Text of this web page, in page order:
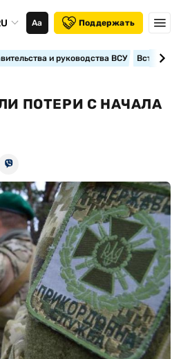
Аа Поддержать
и руководства ВСУ
ПОТЕРИ С НАЧАЛА